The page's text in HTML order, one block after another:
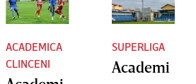
ACADEMICA
CLINCENI
SUPERLIGA
Academi